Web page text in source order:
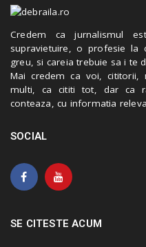
Credem ca jurnalismul
supravietuire, o profesie
greu, si careia trebuie sa i te
Mai credem ca voi,
multi, ca cititi tot, dar ca
conteaza, cu informatia
SOCIAL
SE CITESTE ACUM